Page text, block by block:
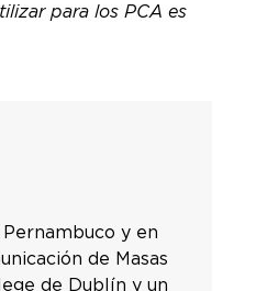
para los PCA es
y en
de Masas
de Dublín y un